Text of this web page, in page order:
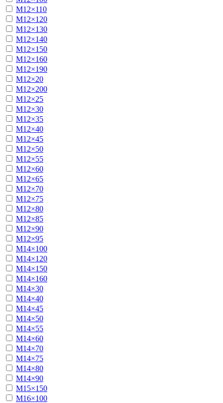
М12×110
М12×120
М12×130
М12×140
М12×150
М12×160
М12×190
М12×20
М12×200
М12×25
М12×30
М12×35
М12×40
М12×45
М12×50
М12×55
М12×60
М12×65
М12×70
М12×75
М12×80
М12×85
М12×90
М12×95
М14×100
М14×120
М14×150
М14×160
М14×30
М14×40
М14×45
М14×50
М14×55
М14×60
М14×70
М14×75
М14×80
М14×90
М15×150
М16×100